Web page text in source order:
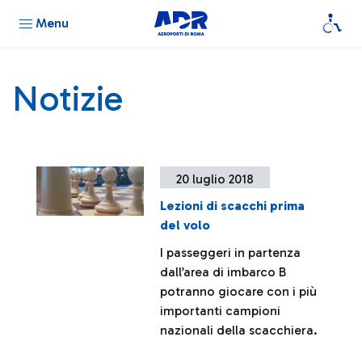
Menu
Notizie
20 luglio 2018
Lezioni di scacchi prima
del volo
I passeggeri in partenza
dall’area di imbarco B
potranno giocare con i più
importanti campioni
nazionali della scacchiera.